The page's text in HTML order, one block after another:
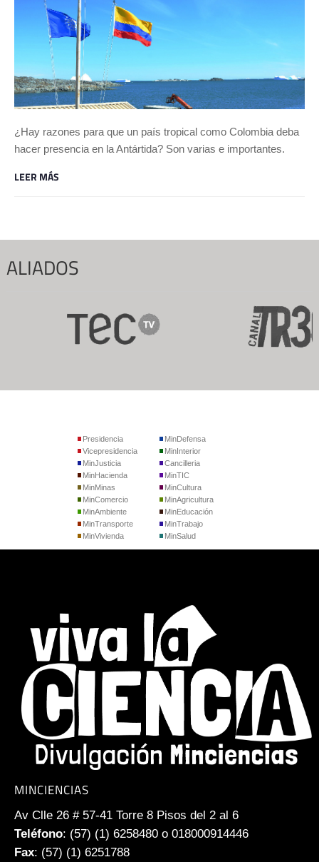
¿Hay razones para que un país tropical como Colombia deba
hacer presencia en la Antártida? Son varias e importantes.
LEER MÁS
ALIADOS
Presidencia
Vicepresidencia
MinJusticia
MinDefensa
MinInterior
Cancilleria
MinHacienda
MinMinas
MinComercio
MinTIC
MinCultura
MinAgricultura
MinAmbiente
MinTransporte
MinVivienda
MinEducación
MinTrabajo
MinSalud
MINCIENCIAS
Av Clle 26 # 57-41 Torre 8 Pisos del 2 al 6
Teléfono: (57) (1) 6258480 o 018000914446
Fax: (57) (1) 6251788